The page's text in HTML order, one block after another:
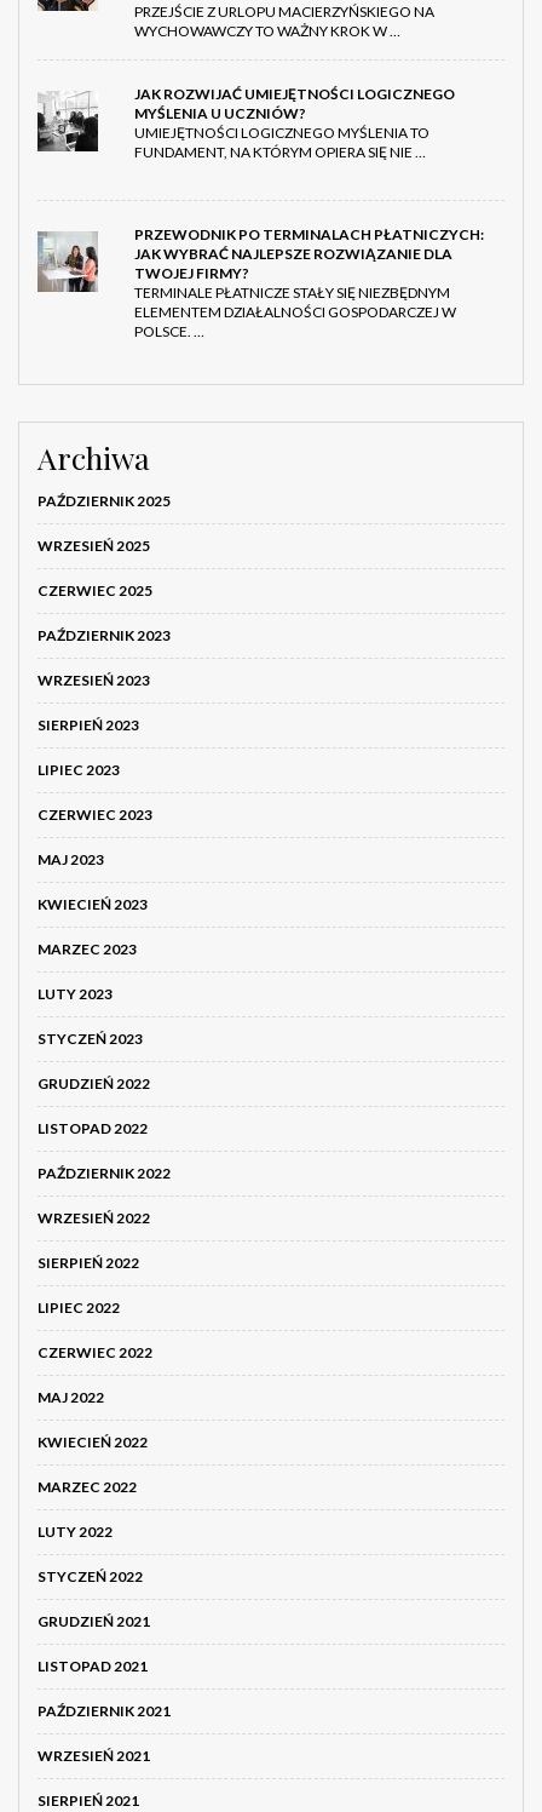
PRZEJŚCIE Z URLOPU MACIERZYŃSKIEGO NA
WYCHOWAWCZY TO WAŻNY KROK W …
JAK ROZWIJAĆ UMIEJĘTNOŚCI LOGICZNEGO
MYŚLENIA U UCZNIÓW?
UMIEJĘTNOŚCI LOGICZNEGO MYŚLENIA TO
FUNDAMENT, NA KTÓRYM OPIERA SIĘ NIE …
PRZEWODNIK PO TERMINALACH PŁATNICZYCH:
JAK WYBRAĆ NAJLEPSZE ROZWIĄZANIE DLA
TWOJEJ FIRMY?
TERMINALE PŁATNICZE STAŁY SIĘ NIEZBĘDNYM
ELEMENTEM DZIAŁALNOŚCI GOSPODARCZEJ W
POLSCE. …
Archiwa
PAŹDZIERNIK 2025
WRZESIEŃ 2025
CZERWIEC 2025
PAŹDZIERNIK 2023
WRZESIEŃ 2023
SIERPIEŃ 2023
LIPIEC 2023
CZERWIEC 2023
MAJ 2023
KWIECIEŃ 2023
MARZEC 2023
LUTY 2023
STYCZEŃ 2023
GRUDZIEŃ 2022
LISTOPAD 2022
PAŹDZIERNIK 2022
WRZESIEŃ 2022
SIERPIEŃ 2022
LIPIEC 2022
CZERWIEC 2022
MAJ 2022
KWIECIEŃ 2022
MARZEC 2022
LUTY 2022
STYCZEŃ 2022
GRUDZIEŃ 2021
LISTOPAD 2021
PAŹDZIERNIK 2021
WRZESIEŃ 2021
SIERPIEŃ 2021